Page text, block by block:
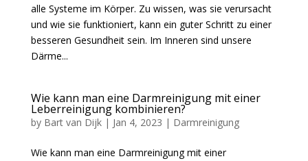
alle Systeme im Körper. Zu wissen, was sie verursacht
und wie sie funktioniert, kann ein guter Schritt zu einer
besseren Gesundheit sein. Im Inneren sind unsere
Därme...
Wie kann man eine Darmreinigung mit einer
Leberreinigung kombinieren?
by Bart van Dijk| Jan 4, 2023 | Darmreinigung
Wie kann man eine Darmreinigung mit einer